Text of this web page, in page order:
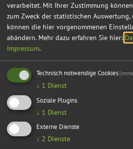
Auch an diesem Ort
verarbeitet. Mit Ihrer Zustimmung
zum Zweck der statistischen
können die hier vorgenommenen
abändern. Mehr dazu erfahren Sie hier:
Impressum.
Technisch notwendige Cookies
↓ 1 Dienst
Soziale Plugins
↓ 1 Dienst
Externe Dienste
↓ 2 Dienste